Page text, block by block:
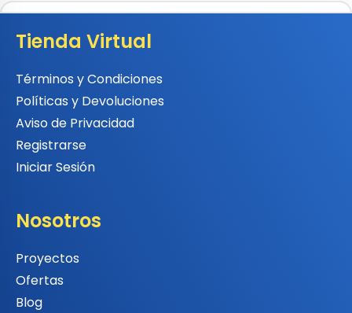
Tienda Virtual
Términos y Condiciones
Políticas y Devoluciones
Aviso de Privacidad
Registrarse
Iniciar Sesión
Nosotros
Proyectos
Ofertas
Blog